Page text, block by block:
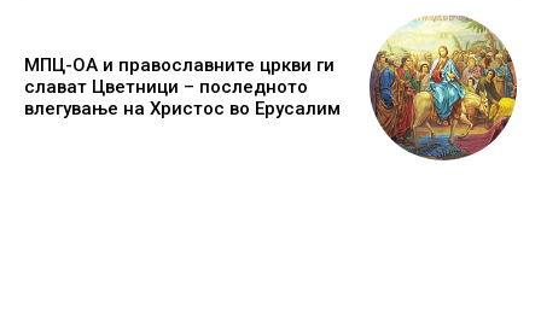
МПЦ-ОА и православните цркви ги
слават Цветници – последното
влегување на Христос во Ерусалим